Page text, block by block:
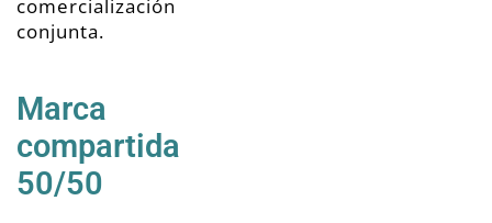
comercialización
conjunta.
Marca
compartida
50/50